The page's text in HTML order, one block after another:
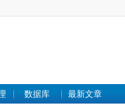
数据库 最新文章